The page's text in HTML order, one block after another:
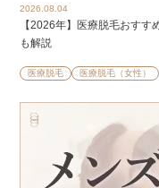
2026.08.04
【2026年】医療脱毛おす
も解説
医療脱毛 医療脱毛（女性）